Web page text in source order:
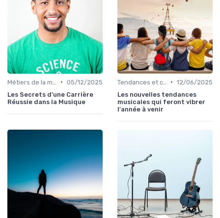
• 05/12/2025
Les Secrets d'une Carrière
Réussie dans la Musique
• 12/06/2025
Les nouvelles tendances
musicales qui feront vibrer
l'année à venir